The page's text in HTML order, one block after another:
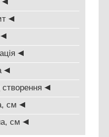
створення
см
см